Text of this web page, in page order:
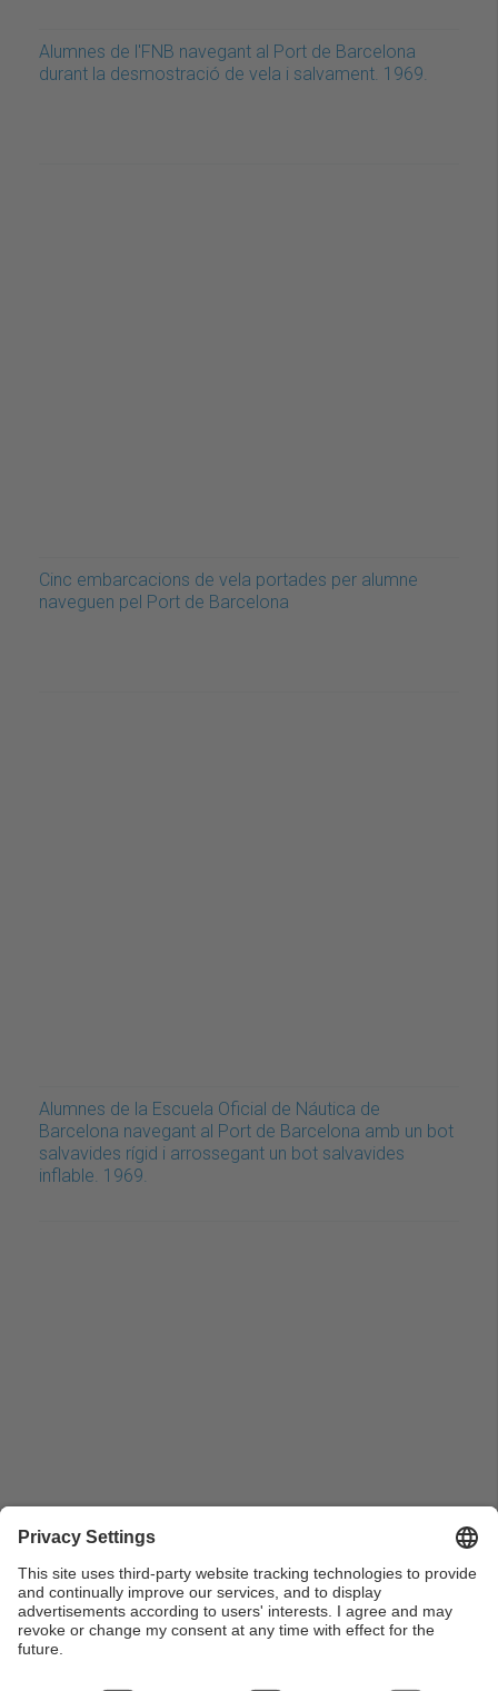
Alumnes de l'FNB navegant al Port de Barcelona
durant la desmostració de vela i salvament. 1969.
Cinc embarcacions de vela portades per alumne
naveguen pel Port de Barcelona
Alumnes de la Escuela Oficial de Náutica de
Barcelona navegant al Port de Barcelona amb un bot
salvavides rígid i arrossegant un bot salvavides
inflable. 1969.
Alumnes de la Escuela Oficial de Náutica de
Barcelona naveguen fent pràctiques al Port de